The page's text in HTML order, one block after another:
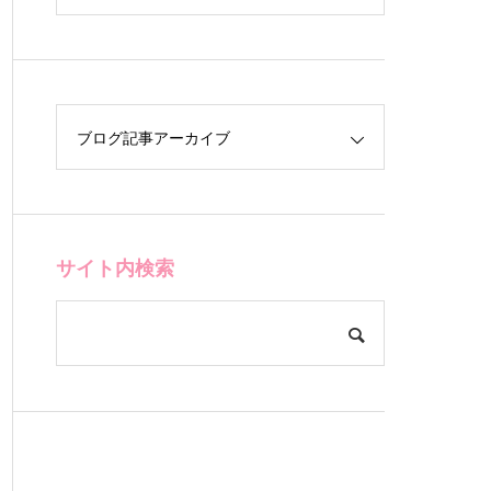
ブログ記事アーカイブ
サイト内検索